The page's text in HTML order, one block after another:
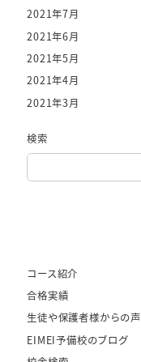
2021年7月
2021年6月
2021年5月
2021年4月
2021年3月
検索
コース紹介
合格実績
生徒や保護者様からの声
EIMEI予備校のブログ